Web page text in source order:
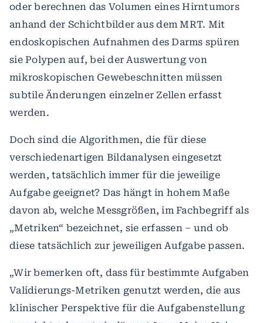
oder berechnen das Volumen eines Hirntumors
anhand der Schichtbilder aus dem MRT. Mit
endoskopischen Aufnahmen des Darms spüren
sie Polypen auf, bei der Auswertung von
mikroskopischen Gewebeschnitten müssen
subtile Änderungen einzelner Zellen erfasst
werden.
Doch sind die Algorithmen, die für diese
verschiedenartigen Bildanalysen eingesetzt
werden, tatsächlich immer für die jeweilige
Aufgabe geeignet? Das hängt in hohem Maße
davon ab, welche Messgrößen, im Fachbegriff als
„Metriken“ bezeichnet, sie erfassen – und ob
diese tatsächlich zur jeweiligen Aufgabe passen.
„Wir bemerken oft, dass für bestimmte Aufgaben
Validierungs-Metriken genutzt werden, die aus
klinischer Perspektive für die Aufgabenstellung